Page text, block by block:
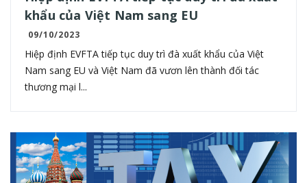
khẩu của Việt Nam sang EU
09/10/2023
Hiệp định EVFTA tiếp tục duy trì đà xuất khẩu của Việt
Nam sang EU và Việt Nam đã vươn lên thành đối tác
thương mại l...